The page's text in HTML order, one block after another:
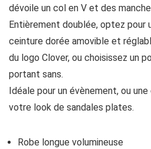
dévoile un col en V et des
Entièrement doublée, optez pour
ceinture dorée amovible et
du logo Clover, ou choisissez un
portant sans.
Idéale pour un évènement, ou
votre look de sandales plates.
Robe longue volumineuse